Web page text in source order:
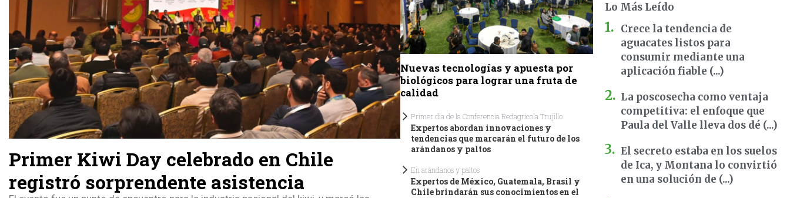
Primer Kiwi Day celebrado en Chile
registró sorprendente asistencia
Nuevas tecnologías y apuesta por
biológicos para lograr una fruta de
calidad
Primer día de la Conferencia Redagrícola Trujillo
Expertos abordan innovaciones y
tendencias que marcarán el futuro de los
arándanos y paltos
En arándanos y paltos
Expertos de México, Guatemala, Brasil y
Chile brindarán sus conocimientos en el
Lo Más Leído
Crece la tendencia de
aguacates listos para
consumir mediante una
aplicación fiable (...)
La poscosecha como ventaja
competitiva: el enfoque que
Paula del Valle lleva dos dé (...)
El secreto estaba en los suelos
de Ica, y Montana lo convirtió
en una solución de (...)